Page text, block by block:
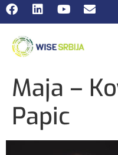
Maja –
Papic